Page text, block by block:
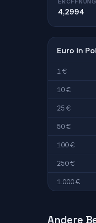
ERÖFFNUNG
4,2994
Euro in
1 €
10 €
25 €
50 €
100 €
250 €
1.000 €
Andere